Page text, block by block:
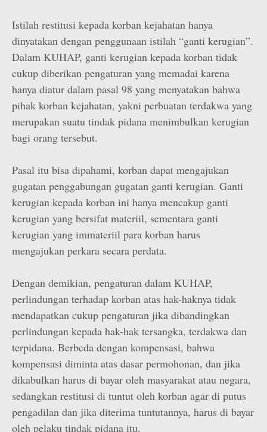
Istilah restitusi kepada korban kejahatan hanya
dinyatakan dengan penggunaan istilah “ganti kerugian”.
Dalam KUHAP, ganti kerugian kepada korban tidak
cukup diberikan pengaturan yang memadai karena
hanya diatur dalam pasal 98 yang menyatakan bahwa
pihak korban kejahatan, yakni perbuatan terdakwa yang
merupakan suatu tindak pidana menimbulkan kerugian
bagi orang tersebut.
Pasal itu bisa dipahami, korban dapat mengajukan
gugatan penggabungan gugatan ganti kerugian. Ganti
kerugian kepada korban ini hanya mencakup ganti
kerugian yang bersifat materiil, sementara ganti
kerugian yang immateriil para korban harus
mengajukan perkara secara perdata.
Dengan demikian, pengaturan dalam KUHAP,
perlindungan terhadap korban atas hak-haknya tidak
mendapatkan cukup pengaturan jika dibandingkan
perlindungan kepada hak-hak tersangka, terdakwa dan
terpidana. Berbeda dengan kompensasi, bahwa
kompensasi diminta atas dasar permohonan, dan jika
dikabulkan harus di bayar oleh masyarakat atau negara,
sedangkan restitusi di tuntut oleh korban agar di putus
pengadilan dan jika diterima tuntutannya, harus di bayar
oleh pelaku tindak pidana itu.